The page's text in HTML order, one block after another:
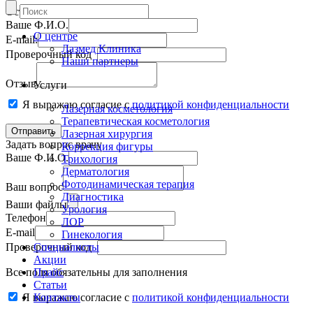
Оставить отзыв
Ваше Ф.И.О.
E-mail:
Проверочный код
Отзыв
Я выражаю согласие сполитикой конфиденциальности
Задать вопрос врачу
Ваше Ф.И.О.
Ваш вопрос
Ваши файлы
Телефон
E-mail
Проверочный код
Все поля обязательны для заполнения
Я выражаю согласие с политикой конфиденциальности
О центре
Лазмед Клиника
Наши партнеры
Услуги
Лазерная косметология
Терапевтическая косметология
Лазерная хирургия
Коррекция фигуры
Трихология
Дерматология
Фотодинамическая терапия
Диагностика
Урология
ЛОР
Гинекология
Специалисты
Акции
Прайс
Статьи
Контакты